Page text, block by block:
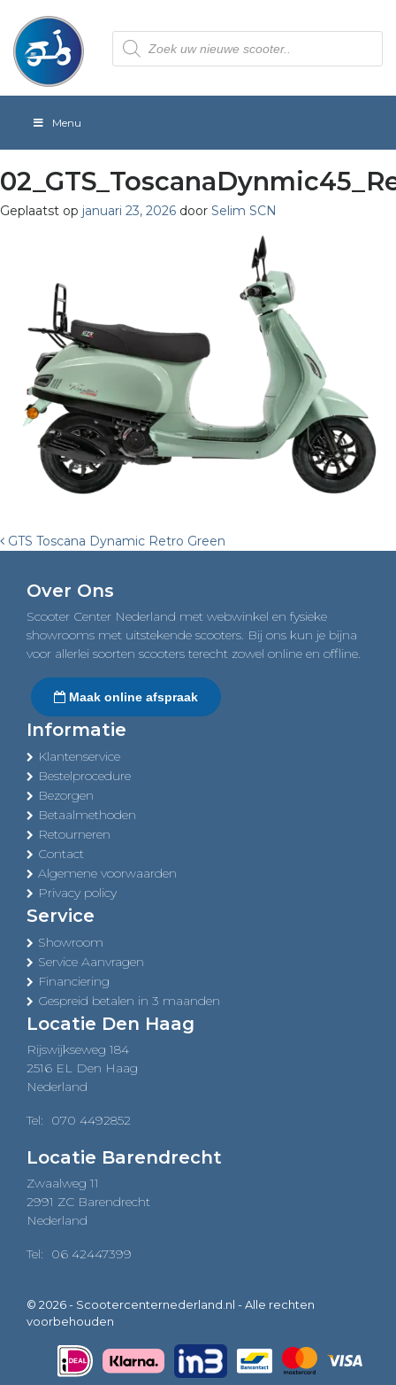
Producten
zoeken
Menu
Geplaatst op januari 23, 2026 door Selim SCN
Post
navigation
GTS Toscana Dynamic Retro Green
Over Ons
Scooter Center Nederland met webwinkel en fysieke
showrooms met uitstekende scooters. Bij ons kun je bijna
voor allerlei soorten scooters terecht zowel online en offline.
Maak online afspraak
Informatie
Klantenservice
Bestelprocedure
Bezorgen
Betaalmethoden
Retourneren
Contact
Algemene voorwaarden
Privacy policy
Service
Showroom
Service Aanvragen
Financiering
Gespreid betalen in 3 maanden
Locatie Den Haag
Rijswijkseweg 184
2516 EL Den Haag
Nederland
Tel: 070 4492852
Locatie Barendrecht
Zwaalweg 11
2991 ZC Barendrecht
Nederland
Tel: 06 42447399
© 2026 - Scootercenternederland.nl - Alle rechten
voorbehouden